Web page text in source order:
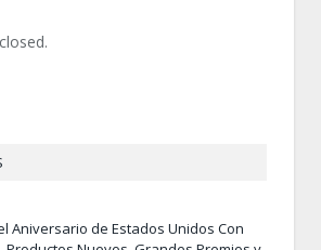
Aniversario de Estados Unidos Con